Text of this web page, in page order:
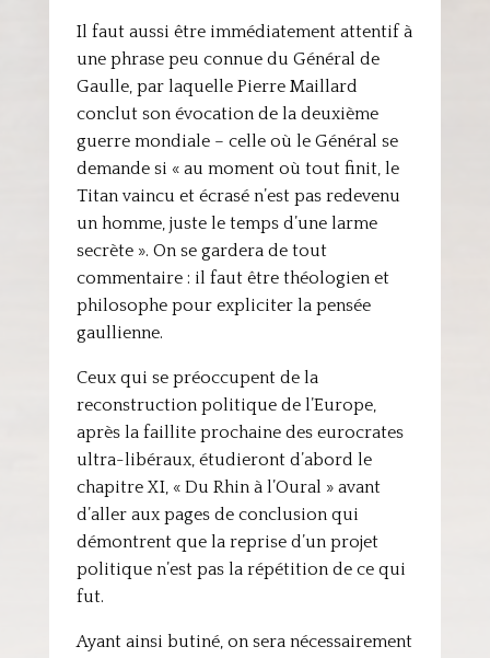
Il faut aussi être immédiatement attentif à
une phrase peu connue du Général de
Gaulle, par laquelle Pierre Maillard
conclut son évocation de la deuxième
guerre mondiale – celle où le Général se
demande si « au moment où tout finit, le
Titan vaincu et écrasé n’est pas redevenu
un homme, juste le temps d’une larme
secrète ». On se gardera de tout
commentaire : il faut être théologien et
philosophe pour expliciter la pensée
gaullienne.
Ceux qui se préoccupent de la
reconstruction politique de l’Europe,
après la faillite prochaine des eurocrates
ultra-libéraux, étudieront d’abord le
chapitre XI, « Du Rhin à l’Oural » avant
d’aller aux pages de conclusion qui
démontrent que la reprise d’un projet
politique n’est pas la répétition de ce qui
fut.
Ayant ainsi butiné, on sera nécessairement